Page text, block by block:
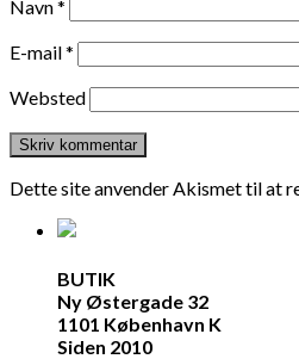
Navn*
E-mail*
Websted
Dette site anvender Akismet til at
BUTIK
Ny Østergade 32
1101 København K
Siden 2010